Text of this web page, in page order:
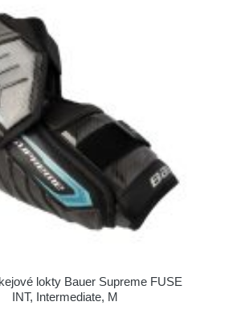
lokty Bauer Supreme FUSE
INT, Intermediate, M